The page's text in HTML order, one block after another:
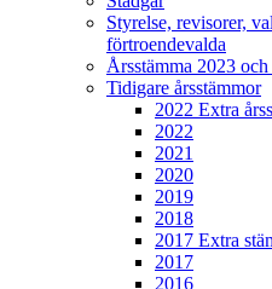
Styrelse, revisorer,
förtroendevalda
Årsstämma 2023
Tidigare årsstämmor
2022 Extra
2022
2021
2020
2019
2018
2017 Extra
2017
2016